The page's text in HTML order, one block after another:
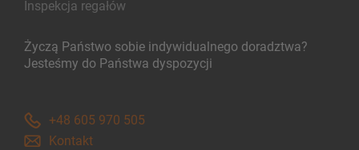
Inspekcja regałów
Życzą Państwo sobie indywidualnego doradztwa?
Jesteśmy do Państwa dyspozycji
+48 605 970 505
Kontakt